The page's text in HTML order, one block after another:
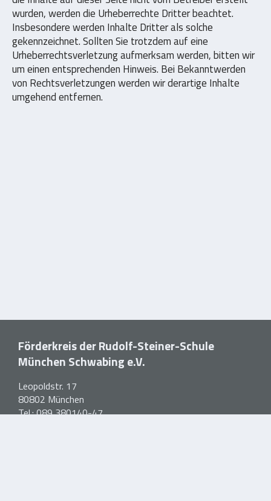
wurden, werden die Urheberrechte Dritter beachtet.
Insbesondere werden Inhalte Dritter als solche
gekennzeichnet. Sollten Sie trotzdem auf eine
Urheberrechtsverletzung aufmerksam werden, bitten wir
um einen entsprechenden Hinweis. Bei Bekanntwerden
von Rechtsverletzungen werden wir derartige Inhalte
umgehend entfernen.
Förderkreis der Rudolf-Steiner-Schule
München Schwabing e.V.
Leopoldstr. 17
80802 München
Tel.:089 380140-47